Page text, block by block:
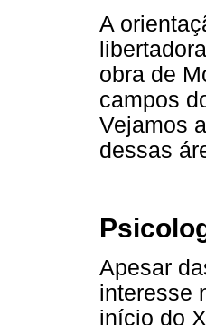
A
obra de
campos
Vejamos
dessas
Apesar
interesse
início do